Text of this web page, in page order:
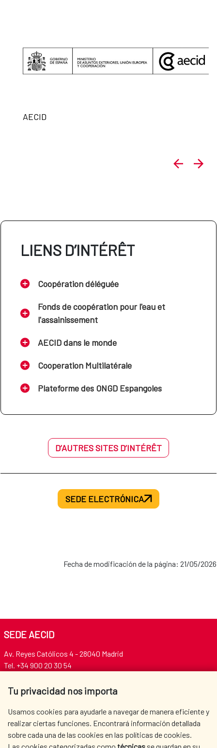
AECID
LIENS D’INTÉRÊT
Coopération déléguée
Fonds de coopération pour l'eau et
l'assainissement
AECID dans le monde
Cooperation Multilatérale
Plateforme des ONGD Espangoles
D’AUTRES SITES D’INTÉRÊT
SEDE ELECTRÓNICA
Fecha de modificación de la página: 21/05/2026
Tu privacidad nos importa
Usamos cookies para ayudarle a navegar de manera eficiente y
realizar ciertas funciones. Encontrará información detallada
sobre cada una de las cookies en las políticas de cookies.
SEDE AECID
Av. Reyes Católicos 4 - 28040 Madrid
Tel. +34 900 20 30 54​​​​​​​
AECID
OÙ NOUS COOPÉRONS
L'ACTION HUMANITAIRE
ESPAGNOLE
SALLE DE PRESSE